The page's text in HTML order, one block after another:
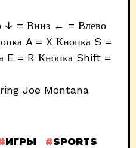
↓ = Вниз ← = Влево
A = X Кнопка S =
E = R Кнопка Shift =
Joe Montana
ИГРЫ SPORTS